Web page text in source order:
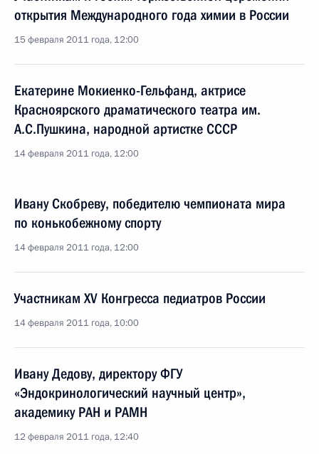
открытия Международного года химии в России
15 февраля 2011 года, 12:00
Екатерине Мокиенко-Гельфанд, актрисе
Красноярского драматического театра им.
А.С.Пушкина, народной артистке СССР
14 февраля 2011 года, 12:00
Ивану Скобреву, победителю чемпионата мира
по конькобежному спорту
14 февраля 2011 года, 12:00
Участникам XV Конгресса педиатров России
14 февраля 2011 года, 10:00
Ивану Дедову, директору ФГУ
«Эндокринологический научный центр»,
академику РАН и РАМН
12 февраля 2011 года, 12:40